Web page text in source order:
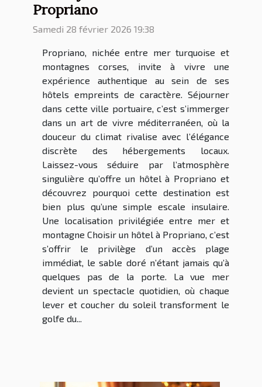
Propriano
Samedi 28 février 2026 19:38
Propriano, nichée entre mer turquoise et
montagnes corses, invite à vivre une
expérience authentique au sein de ses
hôtels empreints de caractère. Séjourner
dans cette ville portuaire, c’est s’immerger
dans un art de vivre méditerranéen, où la
douceur du climat rivalise avec l’élégance
discrète des hébergements locaux.
Laissez-vous séduire par l’atmosphère
singulière qu’offre un hôtel à Propriano et
découvrez pourquoi cette destination est
bien plus qu’une simple escale insulaire.
Une localisation privilégiée entre mer et
montagne Choisir un hôtel à Propriano, c’est
s’offrir le privilège d’un accès plage
immédiat, le sable doré n’étant jamais qu’à
quelques pas de la porte. La vue mer
devient un spectacle quotidien, où chaque
lever et coucher du soleil transforment le
golfe du...